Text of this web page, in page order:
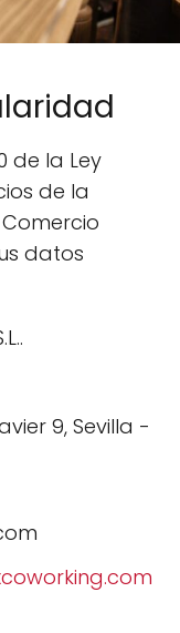
de la Ley
de la
datos
9, Sevilla -